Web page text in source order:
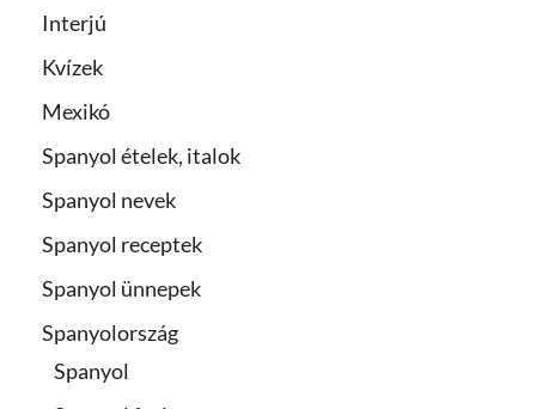
Interjú
Kvízek
Mexikó
Spanyol ételek, italok
Spanyol nevek
Spanyol receptek
Spanyol ünnepek
Spanyolország
Spanyol